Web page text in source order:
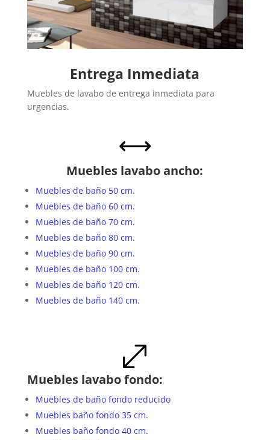
Entrega Inmediata
Muebles de lavabo de entrega inmediata para
urgencias.
,
Muebles lavabo ancho:
Muebles de baño 50 cm.
Muebles de baño 60 cm.
Muebles de baño 70 cm.
Muebles de baño 80 cm.
Muebles de baño 90 cm.
Muebles de baño 100 cm.
Muebles de baño 120 cm.
Muebles de baño 140 cm.
.
Muebles lavabo fondo:
Muebles de baño fondo reducido
Muebles baño fondo 35 cm.
Muebles baño fondo 40 cm.